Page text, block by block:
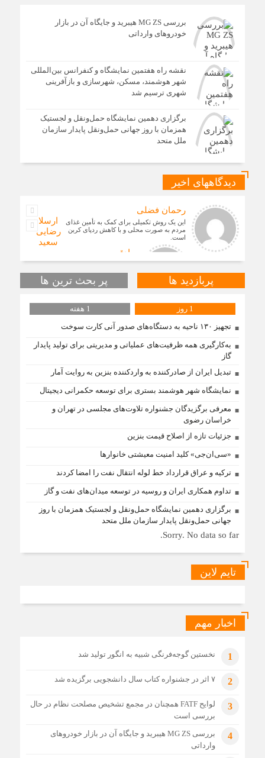
بررسی MG ZS هیبرید و جایگاه آن در بازار
خودروهای وارداتی
نقشه راه هفتمین نمایشگاه و کنفرانس بین‌المللی
شهر هوشمند، مسکن، شهرسازی و بازآفرینی
شهری ترسیم شد
برگزاری دهمین نمایشگاه حمل‌ونقل و لجستیک
همزمان با روز جهانی حمل‌ونقل پایدار سازمان
ملل متحد
دیدگاههای اخیر
رحمان فضلی
این یک روش تکمیلی برای کمک به تأمین غذای
مردم به صورت محلی و با کاهش ردپای کربن
است.
ارسلان
رضایی
محصولات زراعی جهان به مناطق شهری و
مناطق دیگر می‌توان زمین را از وضع
سعید
صادقی
بله دیدگاه شما کاملا درست است. آمار و ارقام
کاملا واقعی هستند
محمد حسنی
جشنواره امسال ۷۵ درصد مؤلفان از
مقطع تحصیلی دانشجویان مؤلف به ترت
پربازدید ها پر بحث ترین ها
1 روز
1 هفته
تجهیز ۱۳۰ ناحیه به دستگاه‌های صدور آنی کارت سوخت
به‌کارگیری همه ظرفیت‌های عملیاتی و مدیریتی برای تولید پایدار
گاز
تبدیل ایران از صادرکننده به واردکننده بنزین به روایت آمار
نمایشگاه شهر هوشمند بستری برای توسعه حکمرانی دیجیتال
معرفی برگزیدگان جشنواره تلاوت‌های مجلسی در تهران و
خراسان رضوی
جزئیات تازه از اصلاح قیمت بنزین
«سی‌ان‌جی» کلید امنیت معیشتی خانوارها
ترکیه و عراق قرارداد خط لوله انتقال نفت را امضا کردند
تداوم همکاری ایران و روسیه در توسعه میدان‌های نفت و گاز
برگزاری دهمین نمایشگاه حمل‌ونقل و لجستیک همزمان با روز
جهانی حمل‌ونقل پایدار سازمان ملل متحد
Sorry. No data so far.
تایم لاین
اخبار مهم
1 نخستین گوجه‌فرنگی شبیه به انگور تولید شد
2 ۷ اثر در جشنواره کتاب سال دانشجویی برگزیده شد
3
لوایح FATF همچنان در مجمع تشخیص مصلحت نظام در حال
بررسی است
4
بررسی MG ZS هیبرید و جایگاه آن در بازار خودروهای
وارداتی